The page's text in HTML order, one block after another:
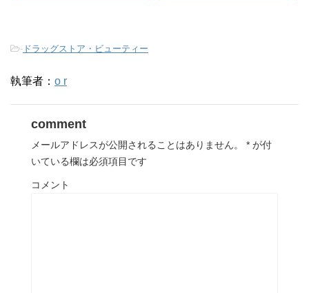
- ドラッグストア・ビューティー
執筆者： o r
comment
メールアドレスが公開されることはありません。 * が付
いている欄は必須項目です
コメント